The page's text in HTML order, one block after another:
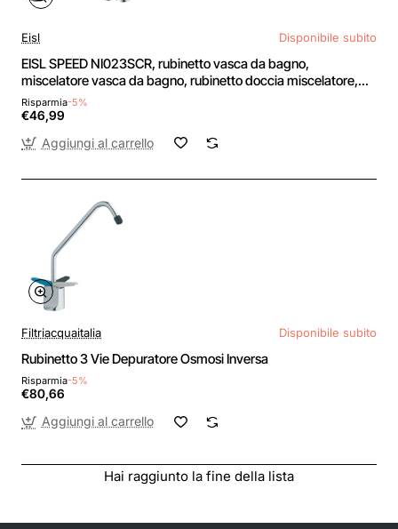
Eisl Disponibile subito
EISL SPEED NI023SCR, rubinetto vasca da bagno,
miscelatore vasca da bagno, rubinetto doccia miscelatore,
per la vasca da bagno, cromo - Miscelatore Per Vasca Da
Bagno Cromato
Risparmia-5%
€46,99
Aggiungi al carrello
Filtriacquaitalia Disponibile subito
Rubinetto 3 Vie Depuratore Osmosi Inversa
Risparmia-5%
€80,66
Aggiungi al carrello
Hai raggiunto la fine della lista